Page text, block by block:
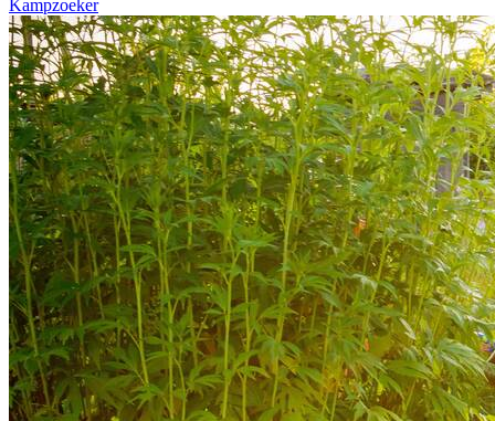
Kampzoeker